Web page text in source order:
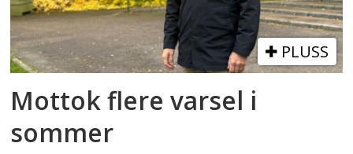
PLUSS
Mottok flere varsel i
sommer